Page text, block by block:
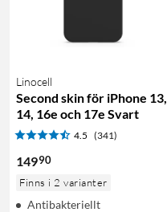
Linocell
Second skin för iPhone 13,
14, 16e och 17e Svart
4.5 (341)
14990
Finns i 2 varianter
Antibakteriellt